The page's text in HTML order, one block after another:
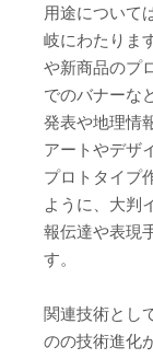
用途について
岐にわたりま
や新商品のプ
でのバナーな
発表や地理情
アートやデザ
プロトタイプ
ように、大判
報伝達や表現
す。
関連技術とし
のの技術進化